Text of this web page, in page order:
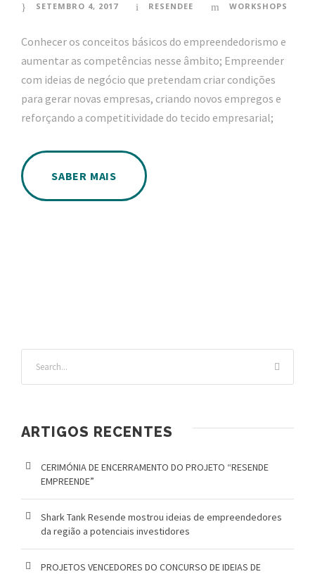
SETEMBRO 4, 2017 RESENDEE WORKSHOPS
Conhecer os conceitos básicos do empreendedorismo e
aumentar as competências nesse âmbito; Empreender
com ideias de negócio que pretendam criar condições
para gerar novas empresas, criando novos empregos e
reforçando a competitividade do tecido empresarial;
SABER MAIS
ARTIGOS RECENTES
CERIMÓNIA DE ENCERRAMENTO DO PROJETO “RESENDE
EMPREENDE”
Shark Tank Resende mostrou ideias de empreendedores
da região a potenciais investidores
PROJETOS VENCEDORES DO CONCURSO DE IDEIAS DE